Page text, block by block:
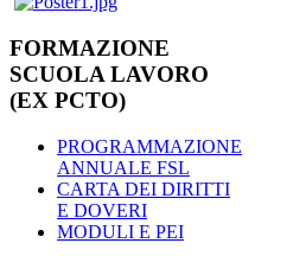
FORMAZIONE
SCUOLA LAVORO
(EX PCTO)
PROGRAMMAZIONE
ANNUALE FSL
CARTA DEI DIRITTI
E DOVERI
MODULI E PEI